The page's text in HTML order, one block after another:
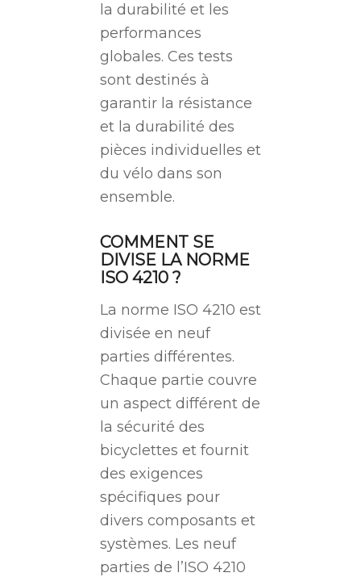
la durabilité et les
performances
globales. Ces tests
sont destinés à
garantir la résistance
et la durabilité des
pièces individuelles et
du vélo dans son
ensemble.
COMMENT SE
DIVISE LA NORME
ISO 4210 ?
La norme ISO 4210 est
divisée en neuf
parties différentes.
Chaque partie couvre
un aspect différent de
la sécurité des
bicyclettes et fournit
des exigences
spécifiques pour
divers composants et
systèmes. Les neuf
parties de l’ISO 4210